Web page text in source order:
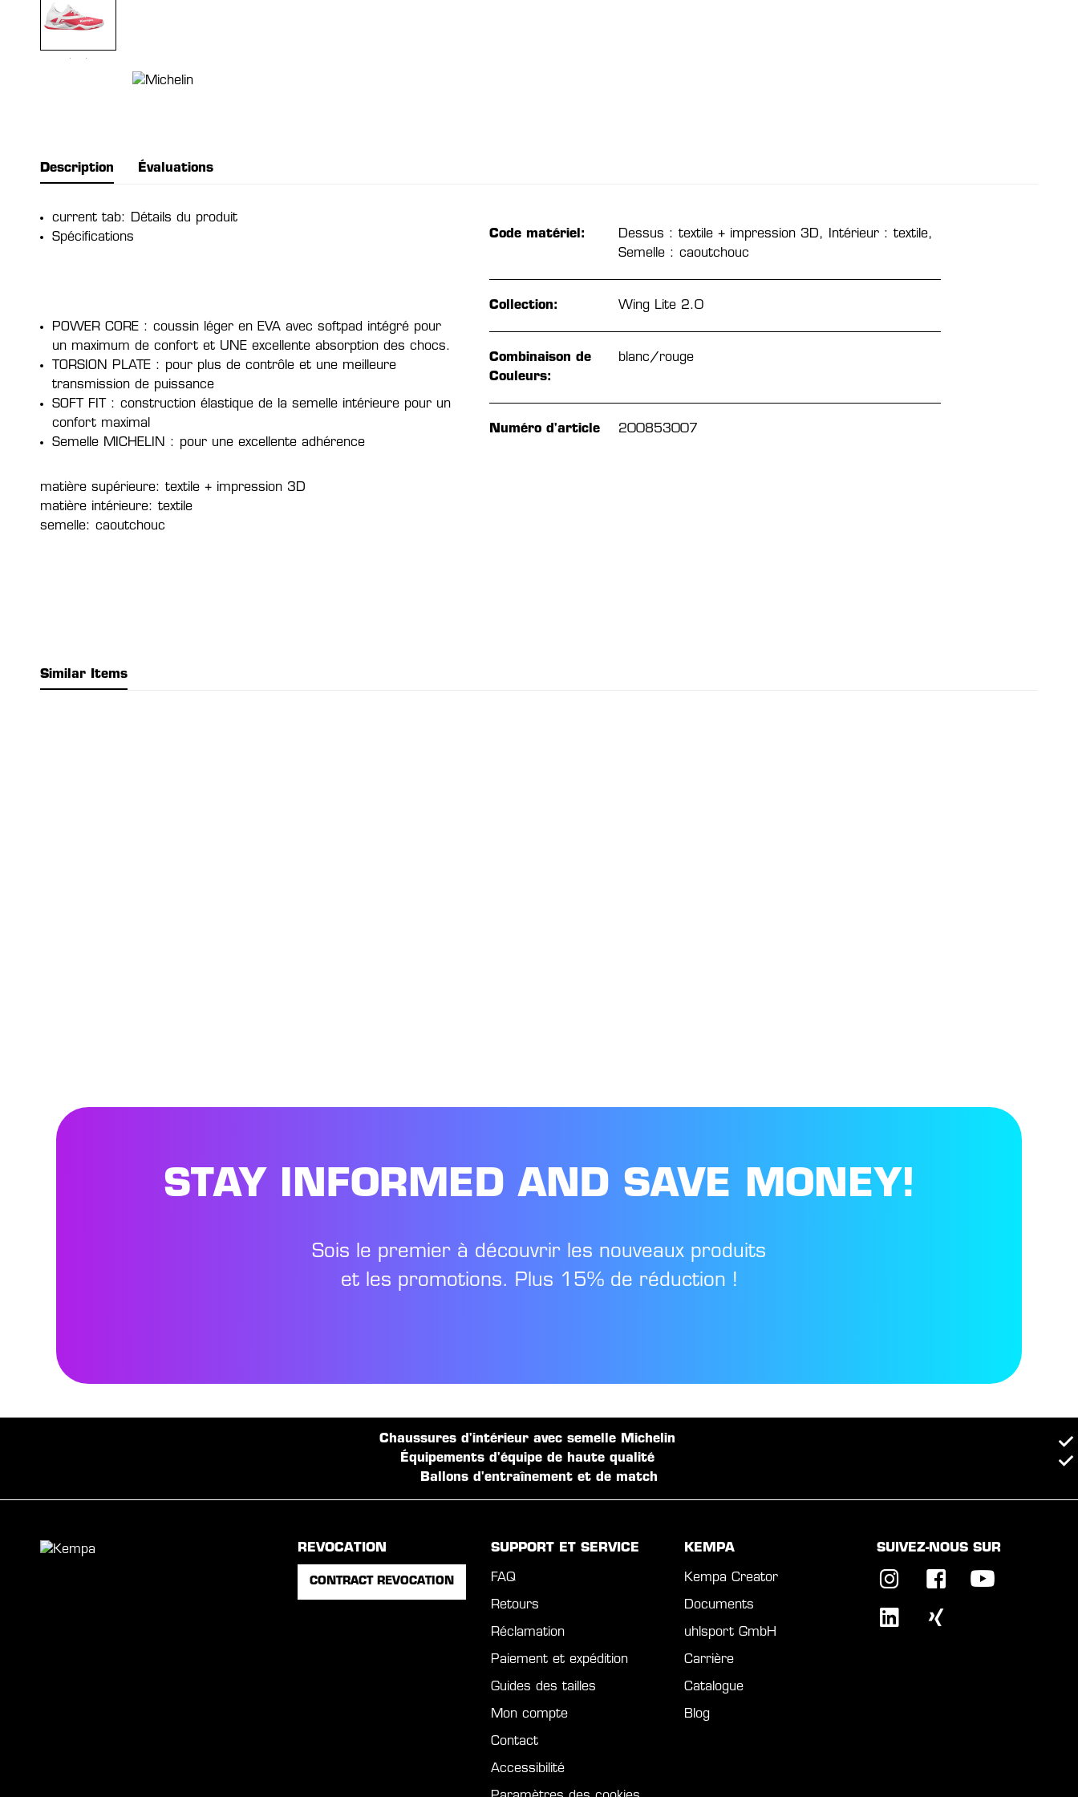
Description Évaluations
current tab: Détails du produit
Spécifications
POWER CORE : coussin léger en EVA avec softpad intégré pour
un maximum de confort et UNE excellente absorption des chocs.
TORSION PLATE : pour plus de contrôle et une meilleure
transmission de puissance
SOFT FIT : construction élastique de la semelle intérieure pour un
confort maximal
Semelle MICHELIN : pour une excellente adhérence
matière supérieure: textile + impression 3D
matière intérieure: textile
semelle: caoutchouc
Code matériel:
Dessus : textile + impression 3D, Intérieur : textile,
Semelle : caoutchouc
Collection: Wing Lite 2.0
Combinaison de
Couleurs:
blanc/rouge
Numéro d'article 200853007
Similar Items
STAY INFORMED AND SAVE MONEY!
Sois le premier à découvrir les nouveaux produits
et les promotions. Plus 15% de réduction !
Chaussures d'intérieur avec semelle Michelin
Équipements d'équipe de haute qualité
Ballons d'entraînement et de match
REVOCATION
CONTRACT REVOCATION
SUPPORT ET SERVICE
FAQ
Retours
Réclamation
Paiement et expédition
Guides des tailles
Mon compte
Contact
Accessibilité
KEMPA
Kempa Creator
Documents
uhlsport GmbH
Carrière
Catalogue
Blog
SUIVEZ-NOUS SUR